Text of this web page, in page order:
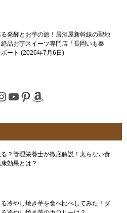
発酵とお芋の旅！居酒屋新幹線の聖地
絶品お芋スイーツ専門店「長岡いも奉
ート
2026年7月6日
YouTube
Pinterest
Amazon
？管理栄養士が徹底解説！太らない食
効果とは？
冷やし焼き芋を食べ比べしてみた！ダ